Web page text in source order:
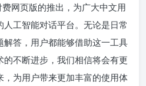
网页版的推出，为广大中文用
人工智能对话平台。无论是日常
答，用户都能够借助这一工具
不断进步，我们相信将会有更
，为用户带来更加丰富的使用体